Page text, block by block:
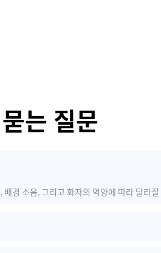
는 질문
경 소음, 그리고 화자의 억양에 따라 달라